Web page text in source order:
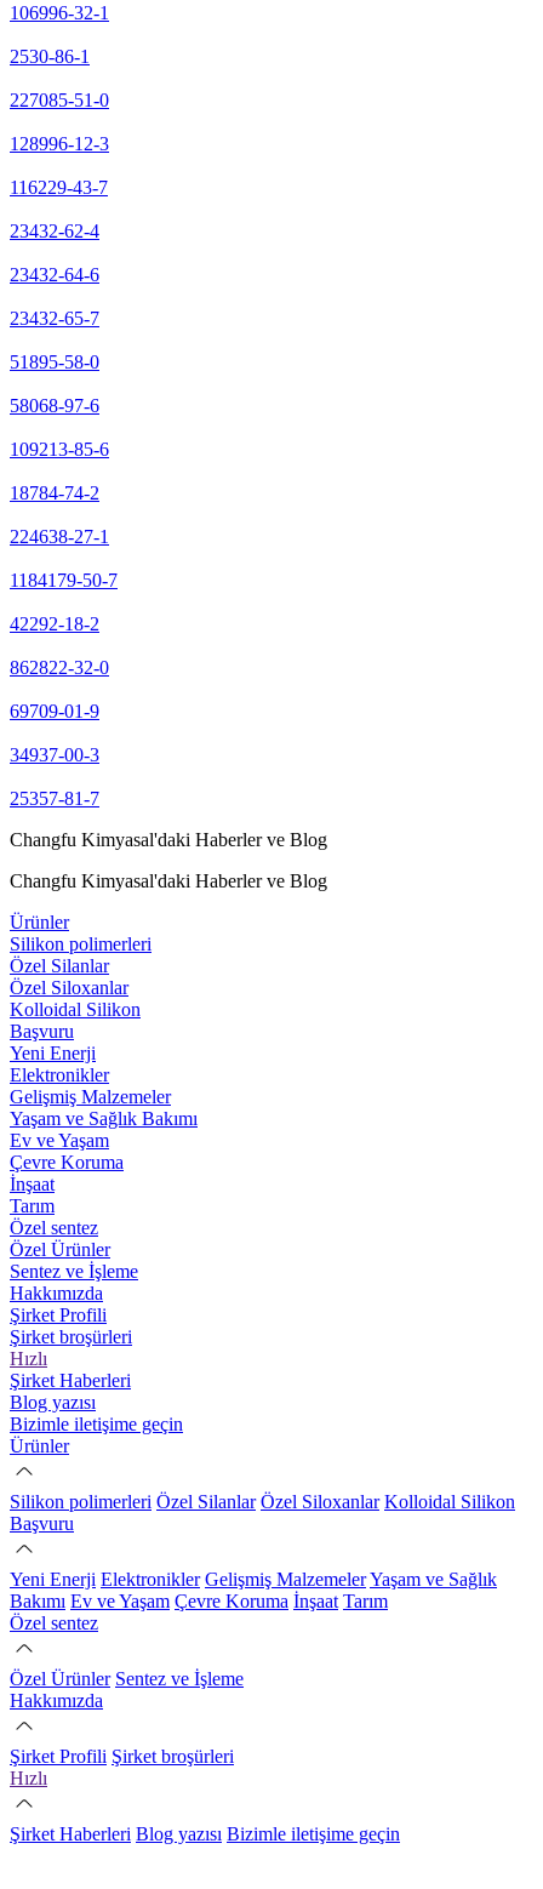
106996-32-1
2530-86-1
227085-51-0
128996-12-3
116229-43-7
23432-62-4
23432-64-6
23432-65-7
51895-58-0
58068-97-6
109213-85-6
18784-74-2
224638-27-1
1184179-50-7
42292-18-2
862822-32-0
69709-01-9
34937-00-3
25357-81-7
Changfu Kimyasal'daki Haberler ve Blog
Changfu Kimyasal'daki Haberler ve Blog
Ürünler
Silikon polimerleri
Özel Silanlar
Özel Siloxanlar
Kolloidal Silikon
Başvuru
Yeni Enerji
Elektronikler
Gelişmiş Malzemeler
Yaşam ve Sağlık Bakımı
Ev ve Yaşam
Çevre Koruma
İnşaat
Tarım
Özel sentez
Özel Ürünler
Sentez ve İşleme
Hakkımızda
Şirket Profili
Şirket broşürleri
Hızlı
Şirket Haberleri
Blog yazısı
Bizimle iletişime geçin
Ürünler
Silikon polimerleri Özel Silanlar Özel Siloxanlar Kolloidal Silikon
Başvuru
Yeni Enerji Elektronikler Gelişmiş MalzemelerYaşam ve Sağlık
Bakımı Ev ve Yaşam Çevre Koruma İnşaat Tarım
Özel sentez
Özel Ürünler Sentez ve İşleme
Hakkımızda
Şirket Profili Şirket broşürleri
Hızlı
Şirket Haberleri Blog yazısı Bizimle iletişime geçin